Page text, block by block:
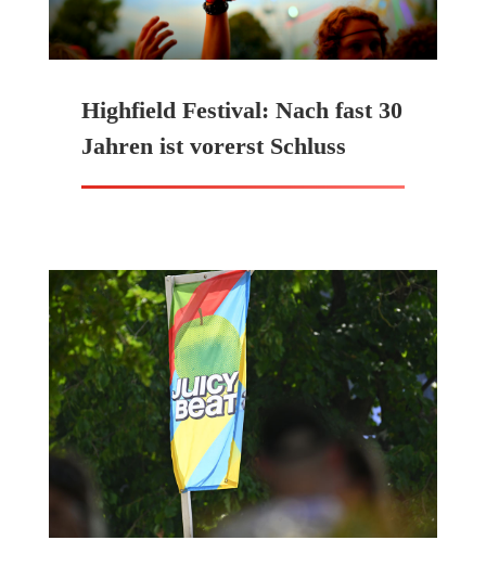
Highfield Festival: Nach fast 30
Jahren ist vorerst Schluss